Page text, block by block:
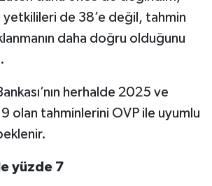
yetkilileri de 38’e değil, tahmin
daha doğru olduğunu
herhalde 2025 ve
olan tahminlerini OVP ile uyumlu
yüzde 7